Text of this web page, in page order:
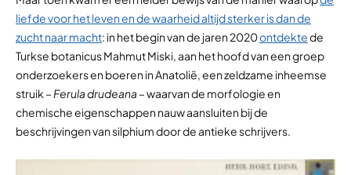
liefde voor het leven en de waarheid altijd sterker is dan de
zucht naar macht: in het begin van de jaren 2020ontdektede
Turkse botanicus Mahmut Miski, aan het hoofd van een groep
onderzoekers en boeren in Anatolië, een zeldzame inheemse
struik – Ferula drudeana – waarvan de morfologie en
chemische eigenschappen nauw aansluiten bij de
beschrijvingen van silphium door de antieke schrijvers.